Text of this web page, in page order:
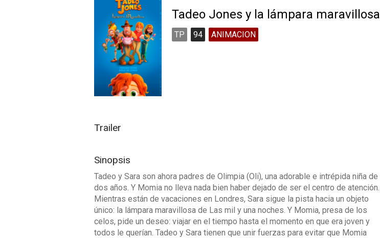
Tadeo Jones y la lámpara maravillosa
TP 94 ANIMACION
Trailer
Sinopsis
Tadeo y Sara son ahora padres de Olimpia (Oli), una adorable e intrépida niña de
dos años. Y Momia no lleva nada bien haber dejado de ser el centro de atención.
Mientras están de vacaciones en Londres, Sara sigue la pista hacia un objeto
único: la lámpara maravillosa de Las mil y una noches. Y Momia, presa de los
celos, pide un deseo: viajar en el tiempo hasta el momento en que era joven y
todos le querían. Tadeo y Sara tienen que unir fuerzas para evitar que Momia